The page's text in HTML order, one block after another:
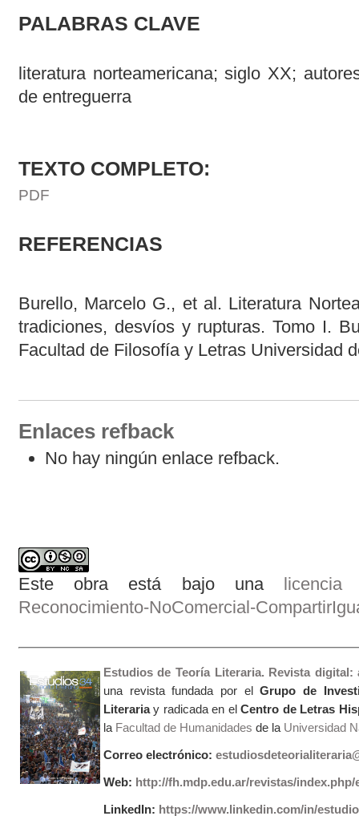
PALABRAS CLAVE
literatura norteamericana; siglo XX;
de entreguerra
TEXTO COMPLETO:
PDF
REFERENCIAS
Burello, Marcelo G., et al. Literatura
tradiciones, desvíos y rupturas. Tomo I.
Facultad de Filosofía y Letras Universidad
Enlaces refback
No hay ningún enlace refback.
Este obra está bajo una licencia
Reconocimiento-NoComercial-
Estudios de Teoría Literaria. Revista
una revista fundada por elGrupo de
Literariay radicada en elCentro de Letras
la Facultad de Humanidades de laUniversidad
Correo electrónico:
Web: http://fh.mdp.edu.ar/revistas/index.php/
LinkedIn: https://www.linkedin.com/in/